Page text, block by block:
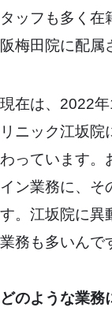
タッフも多く在
阪梅田院に配属
現在は、2022
リニック江坂
わっています。
イン業務に、そ
す。江坂院に異
業務も多いんで
どのような業務